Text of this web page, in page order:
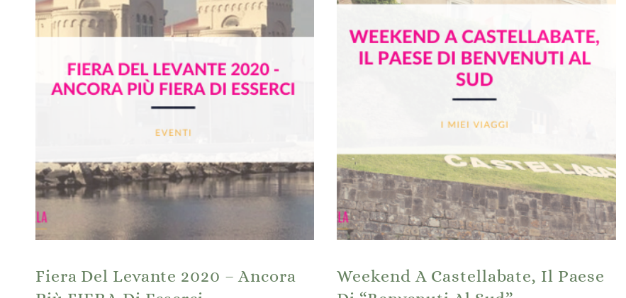
Fiera Del Levante 2020 – Ancora
Weekend A Castellabate, Il Paese